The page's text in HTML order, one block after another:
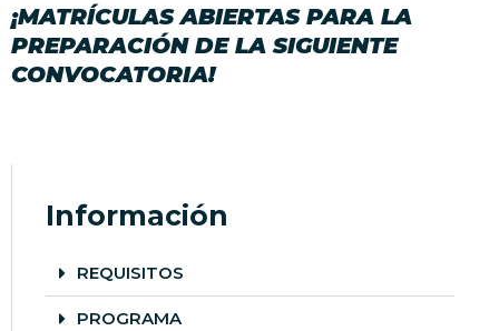
¡MATRÍCULAS ABIERTAS PARA LA
PREPARACIÓN DE LA SIGUIENTE
CONVOCATORIA!
Información
REQUISITOS
PROGRAMA